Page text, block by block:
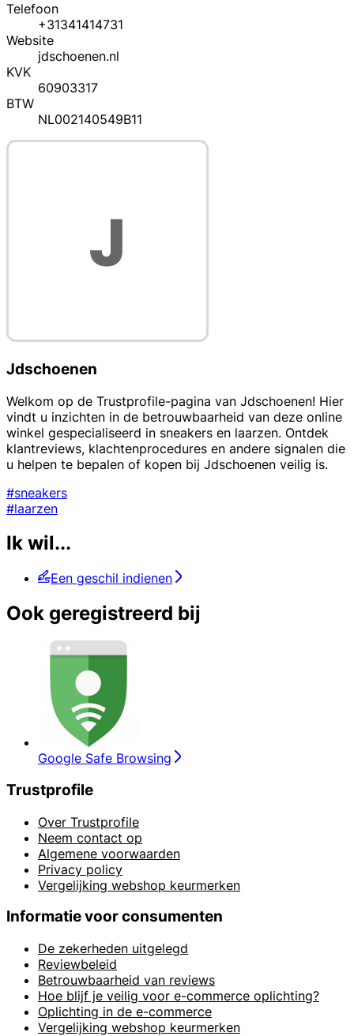
Telefoon
+31341414731
Website
jdschoenen.nl
KVK
60903317
BTW
NL002140549B11
Jdschoenen
Welkom op de Trustprofile-pagina van Jdschoenen! Hier
vindt u inzichten in de betrouwbaarheid van deze online
winkel gespecialiseerd in sneakers en laarzen. Ontdek
klantreviews, klachtenprocedures en andere signalen die
u helpen te bepalen of kopen bij Jdschoenen veilig is.
#sneakers
#laarzen
Ik wil...
Een geschil indienen
Ook geregistreerd bij
Google Safe Browsing
Trustprofile
Over Trustprofile
Neem contact op
Algemene voorwaarden
Privacy policy
Vergelijking webshop keurmerken
Informatie voor consumenten
De zekerheden uitgelegd
Reviewbeleid
Betrouwbaarheid van reviews
Hoe blijf je veilig voor e-commerce oplichting?
Oplichting in de e-commerce
Vergelijking webshop keurmerken